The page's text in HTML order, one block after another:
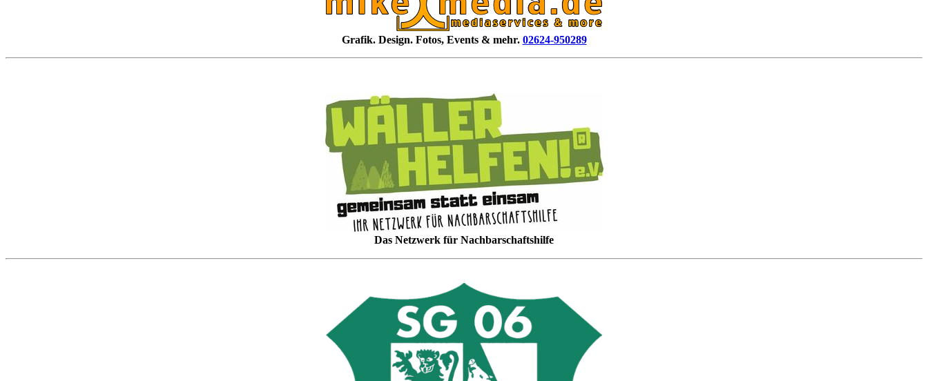
Grafik. Design. Fotos, Events & mehr. 02624-950289
Das Netzwerk für Nachbarschaftshilfe